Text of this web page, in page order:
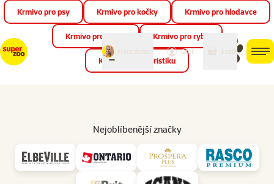
📱 Stáhněte si novou aplikaci Super zoo.Více informací
můj
účet
Krmivo pro psy Krmivo pro kočky Krmivo pro hlodavce
Krmivo pro ptáky Krmivo pro ryby
Krmivo pro teraristiku
Nejoblíbenější značky
Výsledky vyhledávání pro „Krmivo pro psy“
Produkty(2347×) Články a poradna(197×) Prodejny(0×)